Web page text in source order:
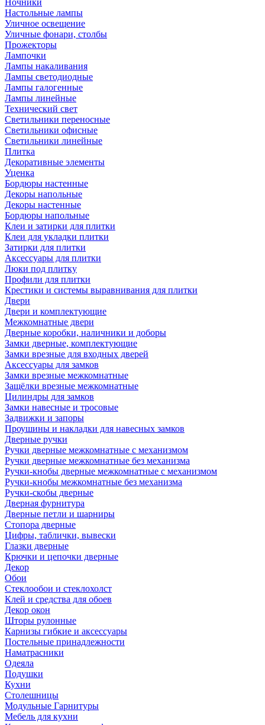
Ночники
Настольные лампы
Уличное освещение
Уличные фонари, столбы
Прожекторы
Лампочки
Лампы накаливания
Лампы светодиодные
Лампы галогенные
Лампы линейные
Технический свет
Светильники переносные
Светильники офисные
Светильники линейные
Плитка
Декоративные элементы
Уценка
Бордюры настенные
Декоры напольные
Декоры настенные
Бордюры напольные
Клеи и затирки для плитки
Клеи для укладки плитки
Затирки для плитки
Аксессуары для плитки
Люки под плитку
Профили для плитки
Крестики и системы выравнивания для плитки
Двери
Двери и комплектующие
Межкомнатные двери
Дверные коробки, наличники и доборы
Замки дверные, комплектующие
Замки врезные для входных дверей
Аксессуары для замков
Замки врезные межкомнатные
Защёлки врезные межкомнатные
Цилиндры для замков
Замки навесные и тросовые
Задвижки и запоры
Проушины и накладки для навесных замков
Дверные ручки
Ручки дверные межкомнатные с механизмом
Ручки дверные межкомнатные без механизма
Ручки-кнобы дверные межкомнатные с механизмом
Ручки-кнобы межкомнатные без механизма
Ручки-скобы дверные
Дверная фурнитура
Дверные петли и шарниры
Стопора дверные
Цифры, таблички, вывески
Глазки дверные
Крючки и цепочки дверные
Декор
Обои
Стеклообои и стеклохолст
Клей и средства для обоев
Декор окон
Шторы рулонные
Карнизы гибкие и аксессуары
Постельные принадлежности
Наматрасники
Одеяла
Подушки
Кухни
Столешницы
Модульные Гарнитуры
Мебель для кухни